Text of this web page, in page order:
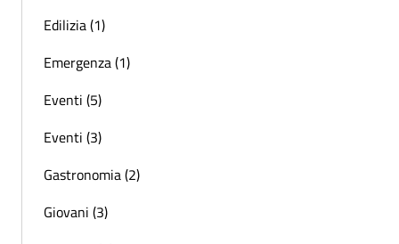
Edilizia (1)
Emergenza (1)
Eventi (5)
Eventi (3)
Gastronomia (2)
Giovani (3)